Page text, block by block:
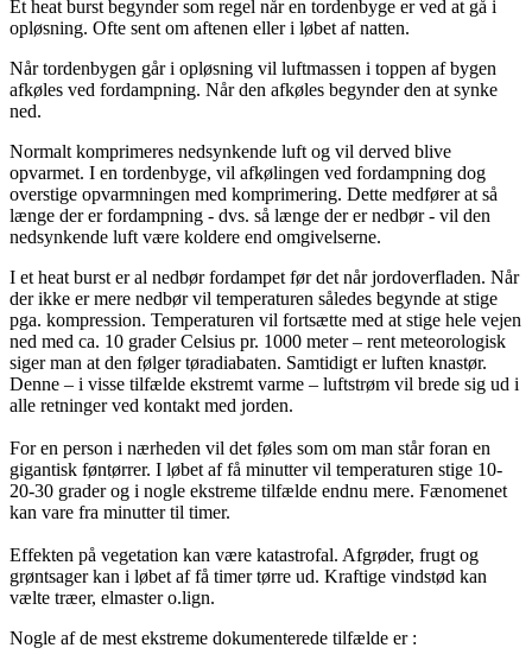
Et heat burst begynder som regel når en tordenbyge er ved at gå i
opløsning. Ofte sent om aftenen eller i løbet af natten.
Når tordenbygen går i opløsning vil luftmassen i toppen af bygen
afkøles ved fordampning. Når den afkøles begynder den at synke
ned.
Normalt komprimeres nedsynkende luft og vil derved blive
opvarmet. I en tordenbyge, vil afkølingen ved fordampning dog
overstige opvarmningen med komprimering. Dette medfører at så
længe der er fordampning - dvs. så længe der er nedbør - vil den
nedsynkende luft være koldere end omgivelserne.
I et heat burst er al nedbør fordampet før det når jordoverfladen. Når
der ikke er mere nedbør vil temperaturen således begynde at stige
pga. kompression. Temperaturen vil fortsætte med at stige hele vejen
ned med ca. 10 grader Celsius pr. 1000 meter – rent meteorologisk
siger man at den følger tøradiabaten. Samtidigt er luften knastør.
Denne – i visse tilfælde ekstremt varme – luftstrøm vil brede sig ud i
alle retninger ved kontakt med jorden.
For en person i nærheden vil det føles som om man står foran en
gigantisk føntørrer. I løbet af få minutter vil temperaturen stige 10-
20-30 grader og i nogle ekstreme tilfælde endnu mere. Fænomenet
kan vare fra minutter til timer.
Effekten på vegetation kan være katastrofal. Afgrøder, frugt og
grøntsager kan i løbet af få timer tørre ud. Kraftige vindstød kan
vælte træer, elmaster o.lign.
Nogle af de mest ekstreme dokumenterede tilfælde er :